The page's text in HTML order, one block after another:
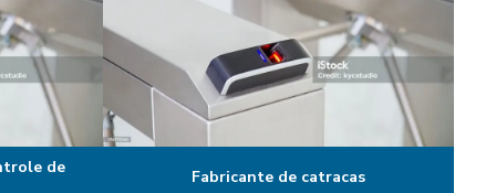
Catraca digital biométrica
Catraca eletrônica
Catraca eletronica academia
de
Fabricante de catracas